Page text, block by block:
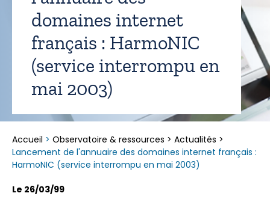
domaines internet
français : HarmoNIC
(service interrompu en
mai 2003)
Accueil > Observatoire & ressources > Actualités >
Lancement de l'annuaire des domaines internet français :
HarmoNIC (service interrompu en mai 2003)
Le 26/03/99